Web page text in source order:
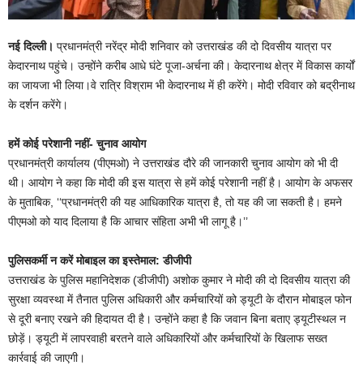
नई दिल्ली। प्रधानमंत्री नरेंद्र मोदी शनिवार को उत्तराखंड की दो दिवसीय यात्रा पर
केदारनाथ पहुंचे। उन्होंने करीब आधे घंटे पूजा-अर्चना की। केदारनाथ क्षेत्र में विकास कार्यों
का जायजा भी लिया।वे रात्रि विश्राम भी केदारनाथ में ही करेंगे। मोदी रविवार को बद्रीनाथ
के दर्शन करेंगे।
हमें कोई परेशानी नहीं- चुनाव आयोग
प्रधानमंत्री कार्यालय (पीएमओ) ने उत्तराखंड दौरे की जानकारी चुनाव आयोग को भी दी
थी। आयोग ने कहा कि मोदी की इस यात्रा से हमें कोई परेशानी नहीं है। आयोग के अफसर
के मुताबिक, ‘‘प्रधानमंत्री की यह आधिकारिक यात्रा है, तो यह की जा सकती है। हमने
पीएमओ को याद दिलाया है कि आचार संहिता अभी भी लागू है।’’
पुलिसकर्मी न करें मोबाइल का इस्तेमाल: डीजीपी
उत्तराखंड के पुलिस महानिदेशक (डीजीपी) अशोक कुमार ने मोदी की दो दिवसीय यात्रा की
सुरक्षा व्यवस्था में तैनात पुलिस अधिकारी और कर्मचारियों को ड्यूटी के दौरान मोबाइल फोन
से दूरी बनाए रखने की हिदायत दी है। उन्होंने कहा है कि जवान बिना बताए ड्यूटीस्थल न
छोड़ें। ड्यूटी में लापरवाही बरतने वाले अधिकारियों और कर्मचारियों के खिलाफ सख्त
कार्रवाई की जाएगी।